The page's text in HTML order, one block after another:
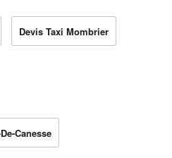
Devis Taxi Mombrier
Canesse